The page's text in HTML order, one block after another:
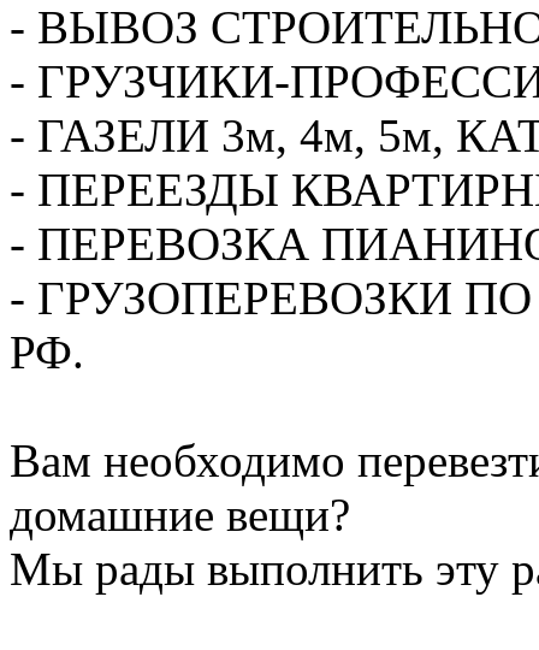
- ВЫВОЗ
- ГРУЗЧИКИ-
- ГАЗЕЛИ 3м, 4м, 5м,
- ПЕРЕЕЗДЫ
- ПЕРЕВОЗКА
- ГРУЗОПЕРЕВОЗКИ
РФ.
Вам необходимо
домашние вещи?
Мы рады выполнить эту